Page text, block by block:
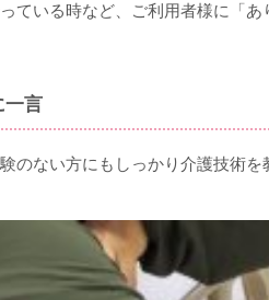
ている時など、ご利用者様に「
言
のない方にもしっかり介護技術